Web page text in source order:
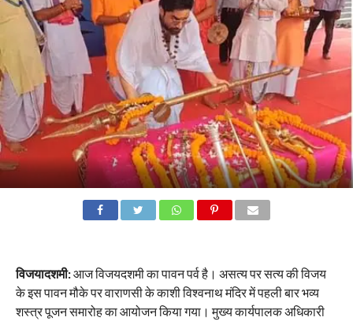
विजयादशमी:आज विजयदशमी का पावन पर्व है। असत्य पर सत्य की विजय
के इस पावन मौके पर वाराणसी के काशी विश्वनाथ मंदिर में पहली बार भव्य
शस्त्र पूजन समारोह का आयोजन किया गया। मुख्य कार्यपालक अधिकारी